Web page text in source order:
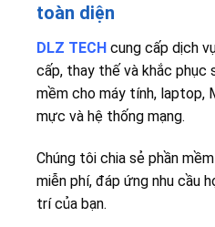
toàn diện
DLZ TECH cung cấp dịch
cấp, thay thế và khắc phục
mềm cho máy tính, laptop,
mực và hệ thống mạng.
Chúng tôi chia sẻ phần
miễn phí, đáp ứng nhu cầu
trí của bạn.